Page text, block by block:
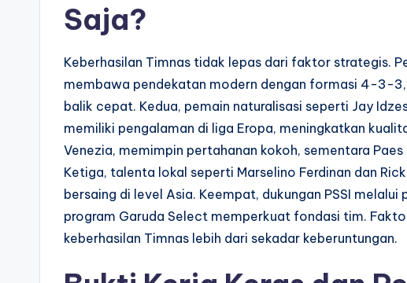
Saja?
Keberhasilan Timnas tidak lepas dari faktor strategis.
membawa pendekatan modern dengan formasi 4-3-3,
balik cepat. Kedua, pemain naturalisasi seperti Jay
memiliki pengalaman di liga Eropa, meningkatkan
Venezia, memimpin pertahanan kokoh, sementara
Ketiga, talenta lokal seperti Marselino Ferdinan dan
bersaing di level Asia. Keempat, dukungan PSSI
program Garuda Select memperkuat fondasi tim.
keberhasilan Timnas lebih dari sekadar keberuntungan.